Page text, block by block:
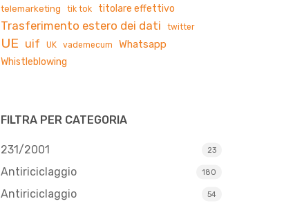
telemarketing
tik tok titolare effettivo
Trasferimento estero dei dati twitter
UE uif UK vademecum Whatsapp
Whistleblowing
FILTRA PER CATEGORIA
231/2001 23
Antiriciclaggio 180
Antiriciclaggio 54